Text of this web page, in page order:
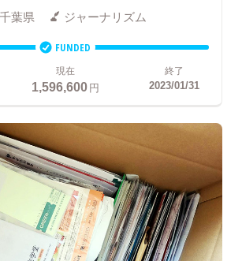
千葉県 ジャーナリズム
FUNDED
現在
1,596,600円
終了
2023/01/31